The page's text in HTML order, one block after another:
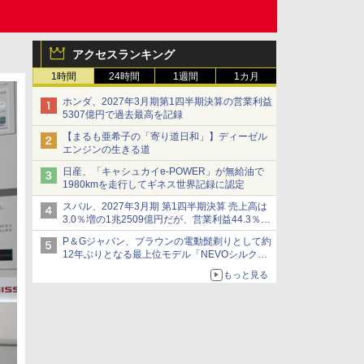
アクセスランキング
1時間 24時間 1週間 1カ月
ホンダ、2027年3月期第1四半期決算の営業利益
5307億円で過去最高を記録
【まるも亜希子の「寄り道日和」】ディーゼル
エンジンの生きる道
日産、「キャシュカイe-POWER」が無給油で
1980kmを走行してギネス世界記録に認定
スバル、2027年3月期 第1四半期決算 売上高は
3.0％増の1兆2509億円だが、営業利益44.3％減
の426億円、当期利益10.3％減の492億円で増収
減益
P＆Gジャパン、ブラウンの電動髭剃りとして約
12年ぶりとなる最上位モデル「NEVOシルクシ
もっと見る